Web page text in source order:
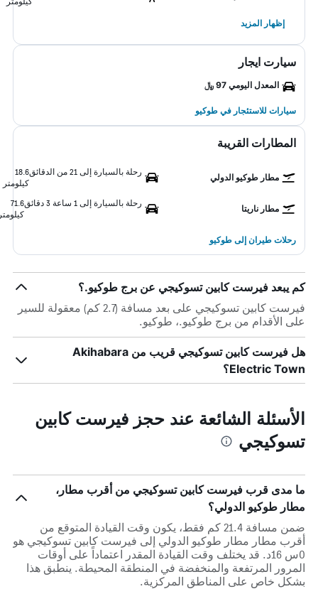
إظهار المزيد
سيارت ايجار
المعدل اليومي 97 ﷼
سيارات للاستئجار في طوكيو
المطارات القريبة
مطار طوكيو الدولي
رحلة بالسيارة إلى 21 من الدقائق
18.6
كيلومتر
مطار ناريتا
رحلة بالسيارة إلى 1 ساعة 3 دقائق
71.6
رحلات طيران إلى طوكيو
كم يبعد فيرست كابين تسوكيجي عن برج طوكيو.؟
فيرست كابين تسوكيجي على بعد مسافة (2.7 كم) معقولة للسير
على الأقدام من برج طوكيو.، طوكيو.
هل فيرست كابين تسوكيجي قريب من Akihabara
Electric Town؟
الأسئلة الشائعة عند حجز فيرست كابين
تسوكيجي
ما مدى قرب فيرست كابين تسوكيجي من أقرب مطار،
مطار طوكيو الدولي؟
ضمن مسافة 21.4 كم فقط، يكون وقت القيادة المتوقع من
أقرب مطار مطار طوكيو الدولي إلى فيرست كابين تسوكيجي هو
0س 16د. قد يختلف وقت القيادة المقدر اعتماداً على أوقات
المرور المرتفعة والمنخفضة في المنطقة المحيطة. ينطبق هذا
بشكل خاص على المناطق المركزية.